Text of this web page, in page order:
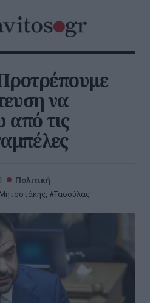
να
από τις
Πολιτική
Μητσοτάκης, Τασούλας